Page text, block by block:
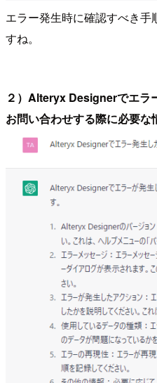
エラー発生時に確認すべき
すね。
２）Alteryx Designerでエラ
お問い合わせする際に必要な